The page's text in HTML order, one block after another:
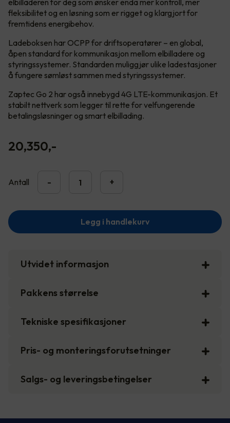
elbilladeren for deg som ønsker enda mer kontroll, mer
fleksibilitet og en løsning som er rigget og klargjort for
fremtidens energibehov.
Ladeboksen har OCPP for driftsoperatører – en global,
åpen standard for kommunikasjon mellom elbilladere og
styringssystemer. Standarden muliggjør ulike ladestasjoner
å fungere sømløst sammen med styringssystemer.
Zaptec Go 2 har også innebygd 4G LTE-kommunikasjon. Et
stabilt nettverk som legger til rette for velfungerende
betalingsløsninger og smart elbillading.
20,350,-
Antall - +
Legg i handlekurv
Utvidet informasjon
Pakkens størrelse
Tekniske spesifikasjoner
Pris- og monteringsforutsetninger
Salgs- og leveringsbetingelser